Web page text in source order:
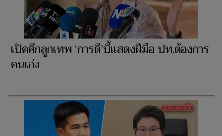
เปิดศึกลูกเทพ ‘การดี’บี้แสดงฝีมือ ปท.ต้องการ
คนเก่ง